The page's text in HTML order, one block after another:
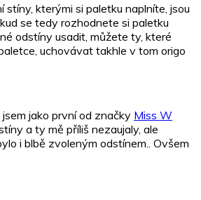
stíny, kterými si paletku naplníte, jsou
se tedy rozhodnete si paletku
odstíny usadit, můžete ty, které
uchovávat takhle v tom origo
jsem jako první od značky Miss W
a ty mě příliš nezaujaly, ale
i blbě zvoleným odstínem.. Ovšem